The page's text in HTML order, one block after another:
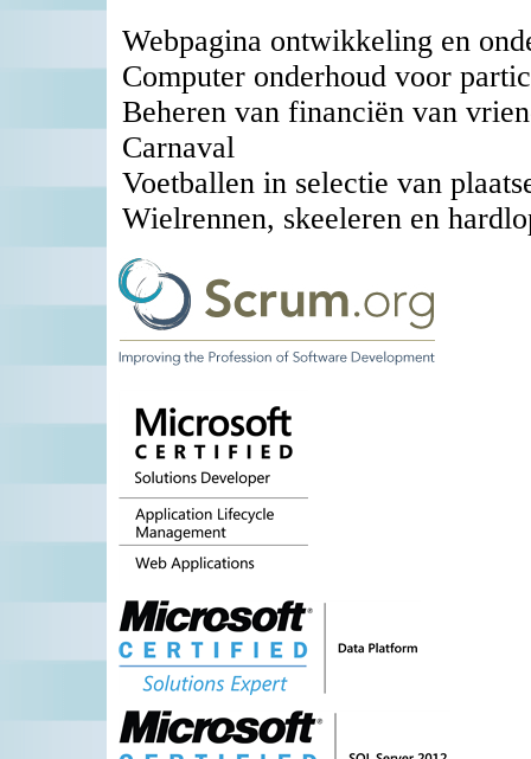
Webpagina ontwikkeling en
Computer onderhoud voor
Beheren van financiën van
Carnaval
Voetballen in selectie van
Wielrennen, skeeleren en